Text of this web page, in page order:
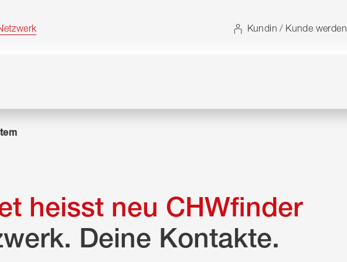
Kundin / Kunde werden
heisst neu CHWfinder
Deine Kontakte.